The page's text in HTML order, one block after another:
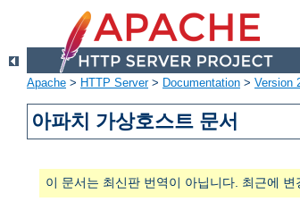
Apache > HTTP Server> Documentation > Version
아파치 가상호스트 문서
이 문서는 최신판 번역이 아닙니다. 최근에